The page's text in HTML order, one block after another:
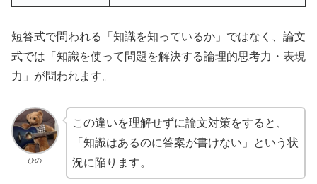
短答式で問われる「知識を知っているか」ではなく、論文
式では「知識を使って問題を解決する論理的思考力・表現
力」が問われます。
ひの
この違いを理解せずに論文対策をすると、
「知識はあるのに答案が書けない」という状
況に陥ります。